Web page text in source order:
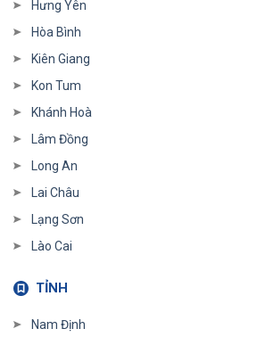
Hưng Yên
Hòa Bình
Kiên Giang
Kon Tum
Khánh Hoà
Lâm Đồng
Long An
Lai Châu
Lạng Sơn
Lào Cai
TỈNH
Nam Định